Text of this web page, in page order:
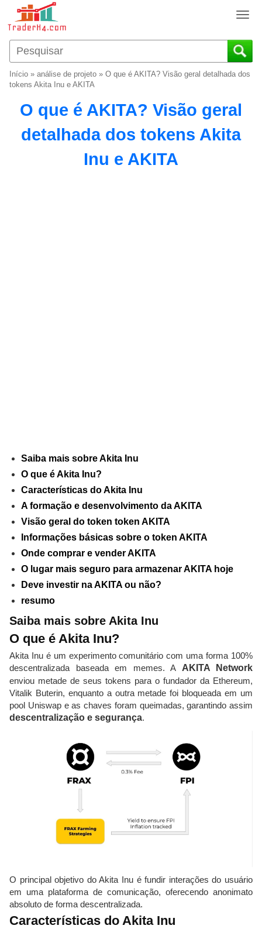
T
g
g
Início » análise de projeto » O que é AKITA? Visão geral detalhada dos
tokens Akita Inu e AKITA
O que é AKITA? Visão geral
detalhada dos tokens Akita
Inu e AKITA
Saiba mais sobre Akita Inu
O que é Akita Inu?
Características do Akita Inu
A formação e desenvolvimento da AKITA
Visão geral do token token AKITA
Informações básicas sobre o token AKITA
Onde comprar e vender AKITA
O lugar mais seguro para armazenar AKITA hoje
Deve investir na AKITA ou não?
resumo
Saiba mais sobre Akita Inu
O que é Akita Inu?
Akita Inu é um experimento comunitário com uma forma 100%
descentralizada baseada em memes. A AKITA Network
enviou metade de seus tokens para o fundador da Ethereum,
Vitalik Buterin, enquanto a outra metade foi bloqueada em um
pool Uniswap e as chaves foram queimadas, garantindo assim
descentralização e segurança.
O principal objetivo do Akita Inu é fundir interações do usuário
em uma plataforma de comunicação, oferecendo anonimato
absoluto de forma descentralizada.
Características do Akita Inu